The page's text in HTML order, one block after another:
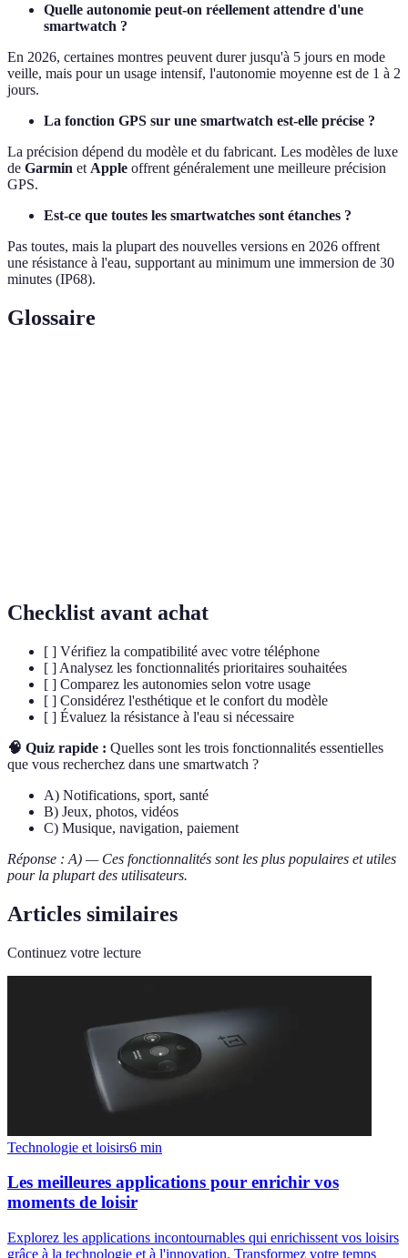
Quelle autonomie peut-on réellement attendre d'une
smartwatch ?
En 2026, certaines montres peuvent durer jusqu'à 5 jours en mode
veille, mais pour un usage intensif, l'autonomie moyenne est de 1 à 2
jours.
La fonction GPS sur une smartwatch est-elle précise ?
La précision dépend du modèle et du fabricant. Les modèles de luxe
de Garmin et Apple offrent généralement une meilleure précision
GPS.
Est-ce que toutes les smartwatches sont étanches ?
Pas toutes, mais la plupart des nouvelles versions en 2026 offrent
une résistance à l'eau, supportant au minimum une immersion de 30
minutes (IP68).
Glossaire
Checklist avant achat
[ ] Vérifiez la compatibilité avec votre téléphone
[ ] Analysez les fonctionnalités prioritaires souhaitées
[ ] Comparez les autonomies selon votre usage
[ ] Considérez l'esthétique et le confort du modèle
[ ] Évaluez la résistance à l'eau si nécessaire
🧠 Quiz rapide : Quelles sont les trois fonctionnalités essentielles
que vous recherchez dans une smartwatch ?
A) Notifications, sport, santé
B) Jeux, photos, vidéos
C) Musique, navigation, paiement
Réponse : A) — Ces fonctionnalités sont les plus populaires et utiles
pour la plupart des utilisateurs.
Articles similaires
Continuez votre lecture
Technologie et loisirs6 min
Les meilleures applications pour enrichir vos
moments de loisir
Explorez les applications incontournables qui enrichissent vos loisirs
grâce à la technologie et à l'innovation. Transformez votre temps